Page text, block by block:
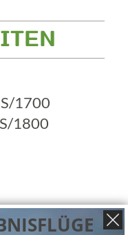
1700
1800